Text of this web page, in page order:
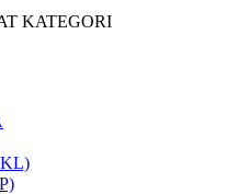
KATEGORI